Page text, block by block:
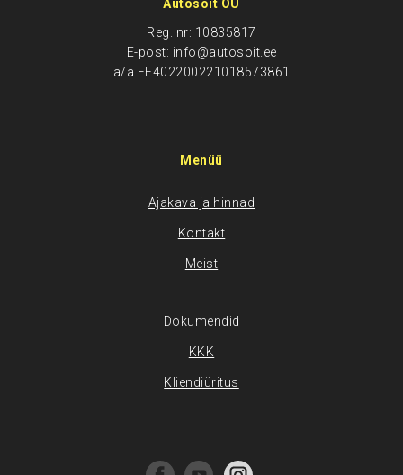
Autosõit OÜ
Reg. nr: 10835817
E-post: info@autosoit.ee
a/a EE402200221018573861
Menüü
Ajakava ja hinnad
Kontakt
Meist
Dokumendid
KKK
Kliendiüritus